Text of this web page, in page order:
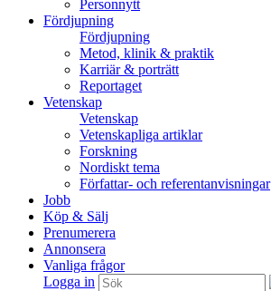
Personnytt
Fördjupning
Fördjupning
Metod, klinik & praktik
Karriär & porträtt
Reportaget
Vetenskap
Vetenskap
Vetenskapliga artiklar
Forskning
Nordiskt tema
Författar- och referentanvisningar
Jobb
Köp & Sälj
Prenumerera
Annonsera
Vanliga frågor
Logga in